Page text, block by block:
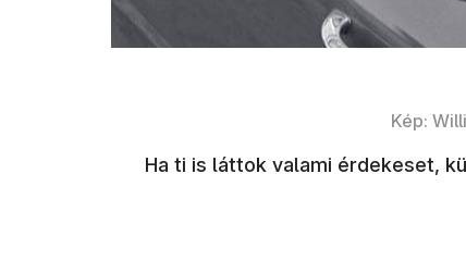
Kép:
Ha ti is láttok valami érdekeset,